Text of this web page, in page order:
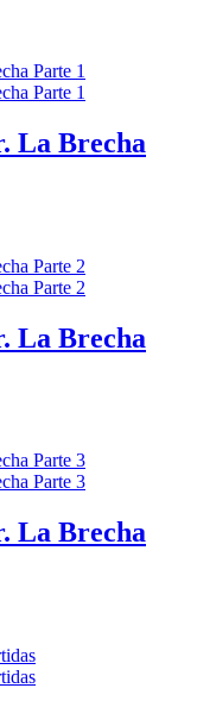
La Brecha
La Brecha
La Brecha